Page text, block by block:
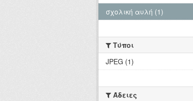
σχολική αυλή (1)
Τύποι
JPEG (1)
Άδειες